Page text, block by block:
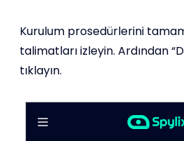
Kurulum prosedürlerini
talimatları izleyin. Ardından
tıklayın.